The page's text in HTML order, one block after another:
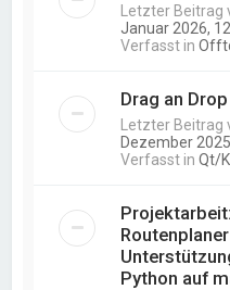
Letzter Beitrag
Januar 2026,
Verfasst in
Drag an
Letzter Beitrag
Dezember
Verfasst inQt/
Python auf